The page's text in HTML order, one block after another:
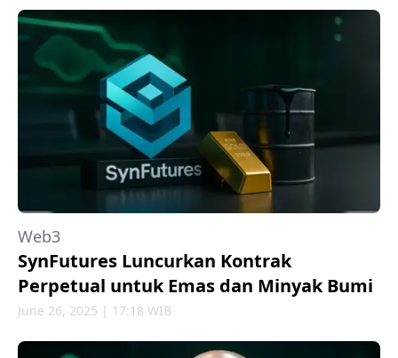
Web3
SynFutures Luncurkan Kontrak
Perpetual untuk Emas dan Minyak Bumi
June 26, 2025 | 17:18 WIB